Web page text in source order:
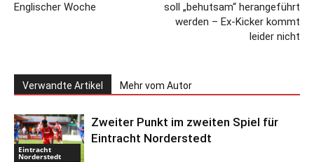
Englischer Woche
soll „behutsam“ herangeführt
werden – Ex-Kicker kommt
leider nicht
Verwandte Artikel Mehr vom Autor
Eintracht
Norderstedt
Zweiter Punkt im zweiten Spiel für
Eintracht Norderstedt